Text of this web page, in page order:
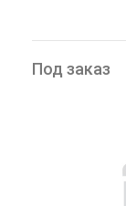
Под заказ